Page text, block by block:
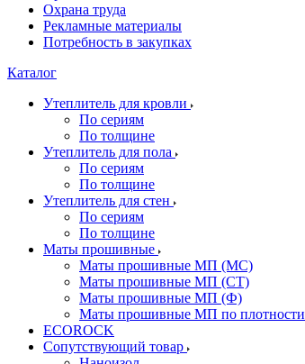
Охрана труда
Рекламные материалы
Потребность в закупках
Каталог
Утеплитель для кровли
По сериям
По толщине
Утеплитель для пола
По сериям
По толщине
Утеплитель для стен
По сериям
По толщине
Маты прошивные
Маты прошивные МП (МС)
Маты прошивные МП (СТ)
Маты прошивные МП (Ф)
Маты прошивные МП по плотности
ECOROCK
Сопутствующий товар